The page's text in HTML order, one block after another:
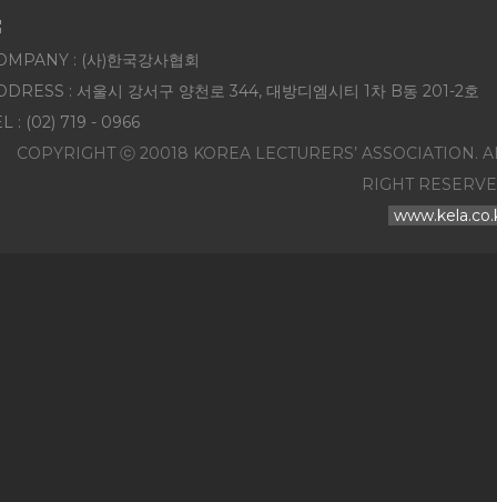
: (사)한국강사협회
: 서울시 강서구 양천로 344, 대방디엠시티 1차 B동 201-2호
: (02) 719 - 0966
COPYRIGHT ⓒ 20018 KOREA LECTURERS’ ASSOCIATION.
RIGHT